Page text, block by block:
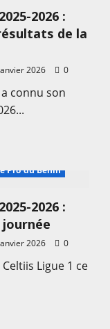
2026 :
de la
2026 0
connu son
Pro du Bénin
2026 :
2026 0
Ligue 1 ce